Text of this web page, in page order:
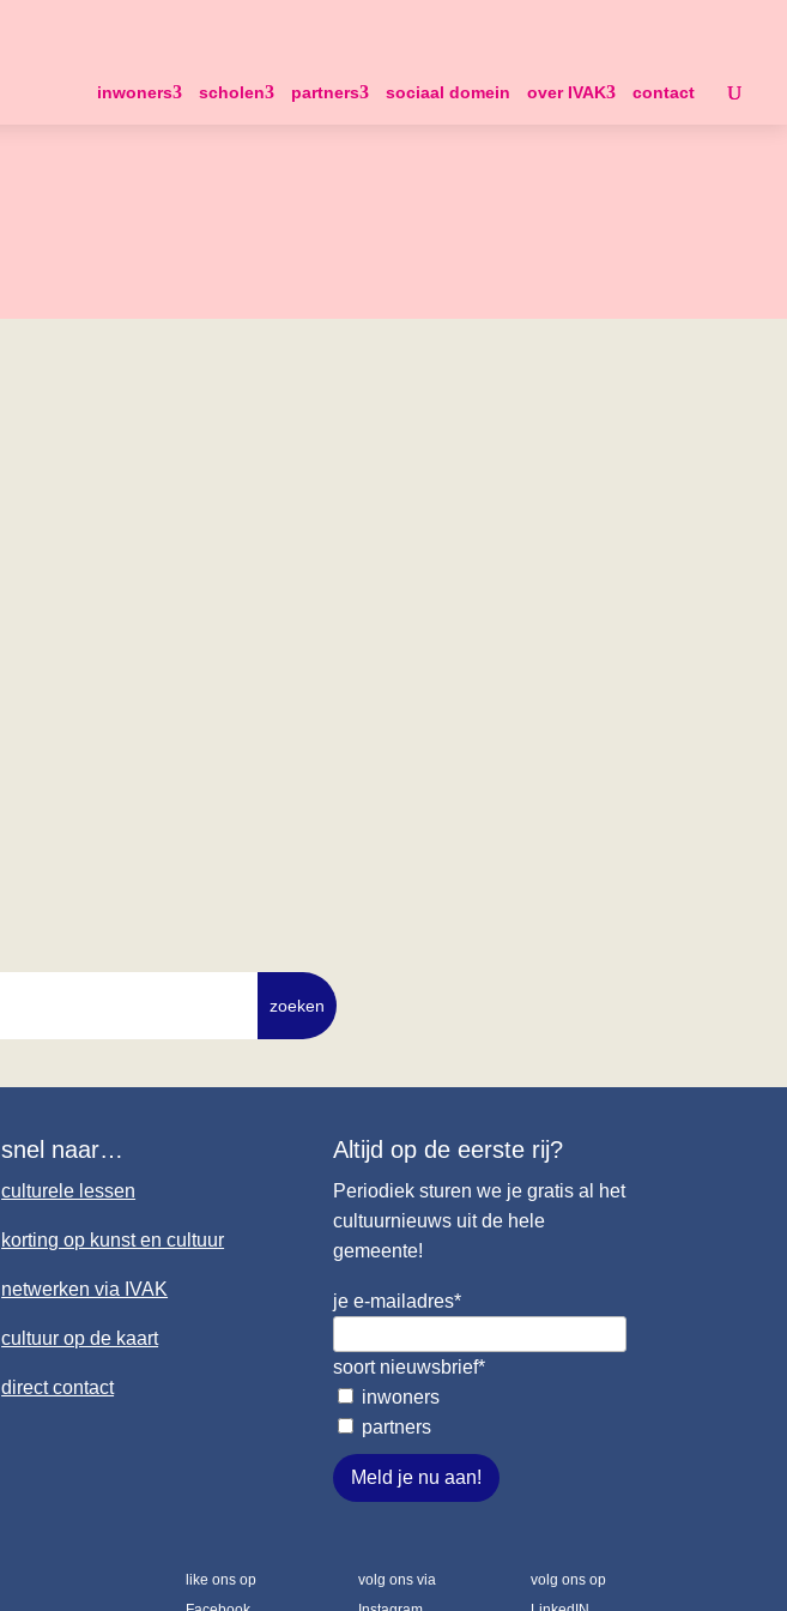
inwoners scholen partners sociaal domein over IVAK contact
snel naar…
culturele lessen
korting op kunst en cultuur
netwerken via IVAK
cultuur op de kaart
direct contact
Altijd op de eerste rij?
Periodiek sturen we je gratis al het
cultuurnieuws uit de hele
gemeente!
je e-mailadres*
soort nieuwsbrief*
inwoners
partners
Meld je nu aan!
like ons op
volg ons via
volg ons op